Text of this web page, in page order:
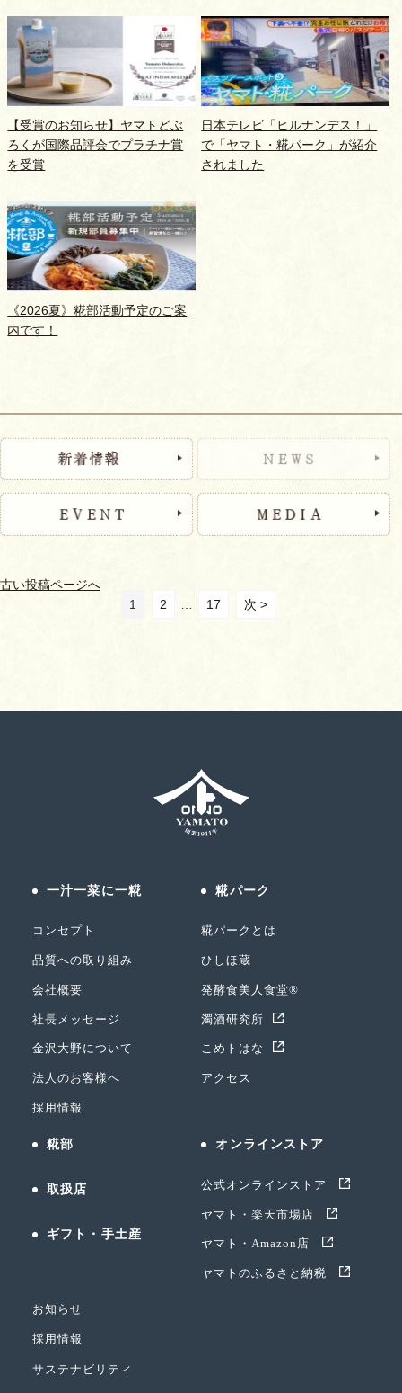
【受賞のお知らせ】ヤマトどぶ
ろくが国際品評会でプラチナ賞
を受賞
日本テレビ「ヒルナンデス！」
で「ヤマト・糀パーク」が紹介
されました
《2026夏》糀部活動予定のご案
内です！
古い投稿ページへ
1
2 17 次 >
一汁一菜に一糀
コンセプト
品質への取り組み
会社概要
社長メッセージ
金沢大野について
法人のお客様へ
採用情報
糀パーク
糀パークとは
ひしほ蔵
発酵食美人食堂®
濁酒研究所
こめトはな
アクセス
糀部
取扱店
ギフト・手土産
オンラインストア
公式オンラインストア
ヤマト・楽天市場店
ヤマト・Amazon店
ヤマトのふるさと納税
お知らせ
採用情報
サステナビリティ